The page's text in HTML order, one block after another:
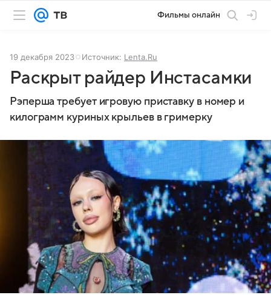
Фильмы онлайн
19 декабря 2023 Источник: Lenta.Ru
Раскрыт райдер Инстасамки
Рэперша требует игровую приставку в номер и
килограмм куриных крыльев в гримерку